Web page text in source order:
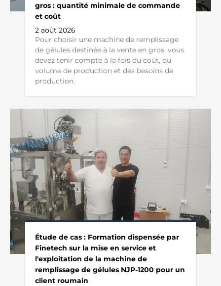
gros : quantité minimale de commande
et coût
2 août 2026
Pour choisir une machine de remplissage
de gélules destinée à la vente en gros, vous
devez tenir compte à la fois du coût, du
volume de production et des besoins de
production.
Étude de cas : Formation dispensée par
Finetech sur la mise en service et
l'exploitation de la machine de
remplissage de gélules NJP-1200 pour un
client roumain